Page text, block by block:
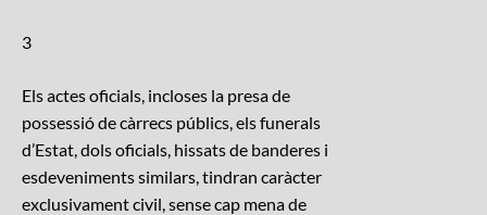
3
Els actes oficials, incloses la presa de
possessió de càrrecs públics, els funerals
d’Estat, dols oficials, hissats de banderes i
esdeveniments similars, tindran caràcter
exclusivament civil, sense cap mena de